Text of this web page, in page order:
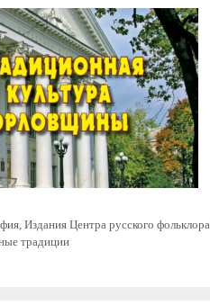
, Издания Центра русского фольклора
традиции